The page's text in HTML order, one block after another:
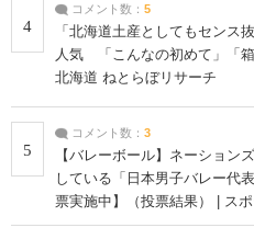
4
コメント数： 5
「北海道土産としてもセンス
人気 「こんなの初めて」「箱
北海道 ねとらぼリサーチ
5
コメント数： 3
【バレーボール】ネーション
している「日本男子バレー代
票実施中】（投票結果） | ス